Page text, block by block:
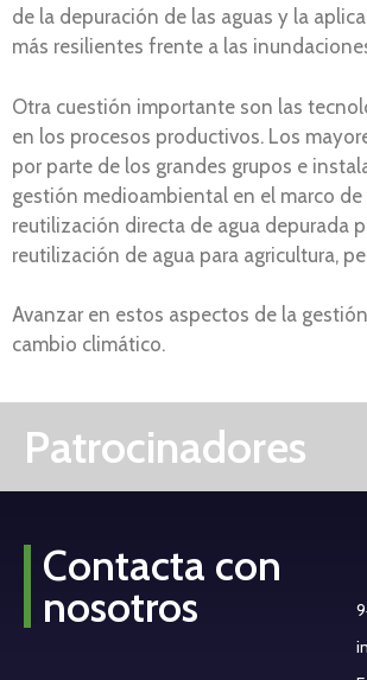
de la depuración de las aguas y la
más resilientes frente a las
Otra cuestión importante son las
en los procesos productivos. Los
por parte de los grandes grupos e
gestión medioambiental en el marco
reutilización directa de agua depurada
reutilización de agua para agricultura,
Avanzar en estos aspectos de la
cambio climático.
Patrocinadores
Contacta con
nosotros